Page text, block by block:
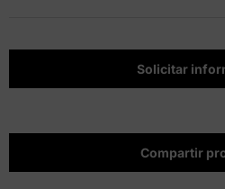
Solicitar
Compartir